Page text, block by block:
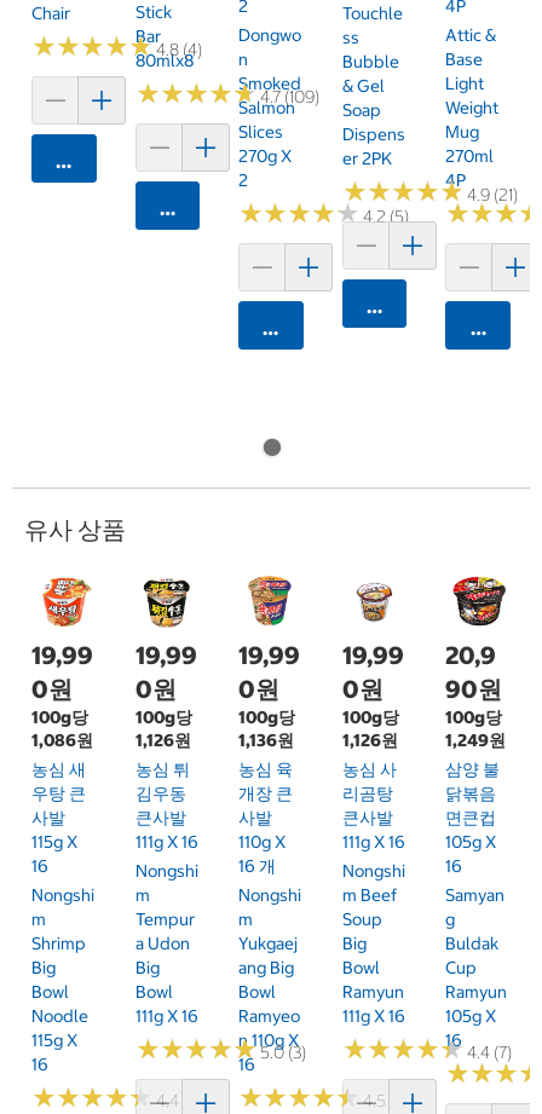
Chair
★★★★★
★★★★★4.8 (4)
카트에 담기
Stick
Bar
80mlx8
★★★★★
★★★★★4.7 (109)
카트에 담기
2
Dongwo
N
Smoked
Salmon
Slices
270g X
2
★★★★★
★★★★★ 4.2 (5)
카트에 담기
Touchle
Ss
Bubble
& Gel
Soap
Dispens
Er 2PK
★★★★★
★★★★★4.9 (21)
카트에 담기
4P
Attic &
Base
Light
Weight
Mug
270ml
4P
★★★
★★★
카트에
유사 상품
19,99
0원
100g당
1,086원
농심 새
우탕 큰
사발
115g X
16
Nongshi
M
Shrimp
Big
Bowl
Noodle
115g X
16
★★★★★
★★★★★4.4 (5)
19,99
0원
100g당
1,126원
농심 튀
김우동
큰사발
111g X 16
Nongshi
M
Tempur
A Udon
Big
Bowl
111g X 16
★★★★★
★★★★★5.0 (3)
19,99
0원
100g당
1,136원
농심 육
개장 큰
사발
110g X
16 개
Nongshi
M
Yukgaej
Ang Big
Bowl
Ramyeo
N 110g X
16
★★★★★
★★★★★4.5 (4)
19,99
0원
100g당
1,126원
농심 사
리곰탕
큰사발
111g X 16
Nongshi
M Beef
Soup
Big
Bowl
Ramyun
111g X 16
★★★★★
★★★★★ 4.4 (7)
20,9
90원
100g당
1,249원
삼양 불
닭볶음
면큰컵
105g X
16
Samyan
G
Buldak
Cup
Ramyun
105g X
16
★★★
★★★